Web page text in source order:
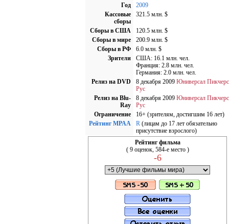
Год
2009
Кассовые
сборы
321.5 млн. $
Сборы в США
120.5 млн. $
Cборы в мире
200.9 млн. $
Cборы в РФ
6.0 млн. $
Зрители
США: 16.1 млн. чел.
Франция: 2.8 млн. чел.
Германия: 2.0 млн. чел.
Релиз на DVD
8 декабря 2009 Юниверсал Пикчерс
Рус
Релиз на Blu-
Ray
8 декабря 2009 Юниверсал Пикчерс
Рус
Ограничение
16+ (зрителям, достигшим 16 лет)
Рейтинг MPAA
R (лицам до 17 лет обязательно
присутствие взрослого)
Рейтинг фильма
( 9 оценок, 584-е место )
-6